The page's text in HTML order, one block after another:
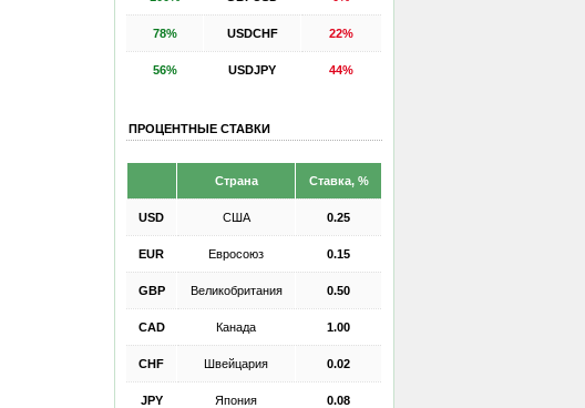
78% USDCHF 22%
56% USDJPY 44%
ПРОЦЕНТНЫЕ СТАВКИ
Страна Ставка, %
USD США 0.25
EUR Евросоюз 0.15
GBP Великобритания 0.50
CAD Канада 1.00
CHF Швейцария 0.02
JPY Япония 0.08